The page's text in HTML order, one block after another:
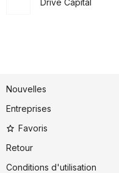
Drive Capital
Nouvelles
Entreprises
Favoris
Retour
Conditions d'utilisation